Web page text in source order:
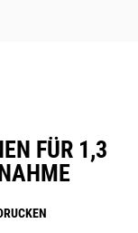
FÜR 1,3